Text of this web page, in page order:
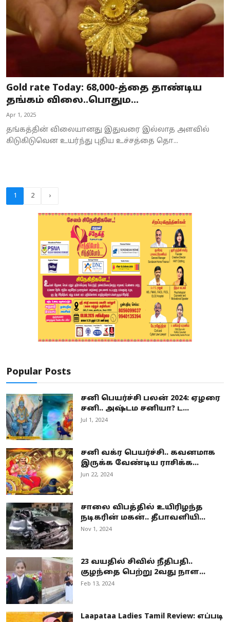
Gold rate Today: 68,000-த்தை தாண்டிய
தங்கம் விலை..பொதும...
Apr 1, 2025
தங்கத்தின் விலையானது இதுவரை இல்லாத அளவில்
கிடுகிடுவென உயர்ந்து புதிய உச்சத்தை தொ...
1 2 ›
Popular Posts
சனி பெயர்ச்சி பலன் 2024: ஏழரை
சனி.. அஷ்டம சனியா? ட...
Jul 1, 2024
சனி வக்ர பெயர்ச்சி.. கவனமாக
இருக்க வேண்டிய ராசிக்க...
Jun 22, 2024
சாலை விபத்தில் உயிரிழந்த
நடிகரின் மகன்.. தீபாவளியி...
Nov 1, 2024
23 வயதில் சிவில் நீதிபதி..
குழந்தை பெற்று 2வது நாள...
Feb 13, 2024
Laapataa Ladies Tamil Review: எப்படி